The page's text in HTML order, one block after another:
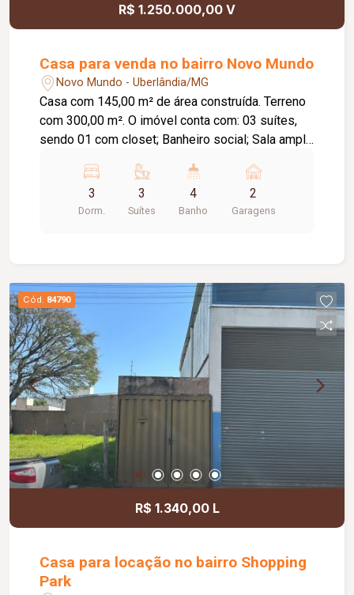
R$ 1.250.000,00 V
Casa para venda no bairro Novo Mundo
Novo Mundo - Uberlândia/MG
Casa com 145,00 m² de área construída. Terreno
com 300,00 m². O imóvel conta com: 03 suítes,
sendo 01 com closet; Banheiro social; Sala ampla
ampla; Área de serviço/lavanderia; Área gourmet
com churrasqueira; Piscina aquecida com
cascata; 02 vagas de garagem cobertas;
Ambientes modernos, amplos e bem
distribuídos; Excelente localização.
3
Dorm.
3
Suítes
4
Banho
2
Garagens
Cód. 84790
R$ 1.340,00 L
Casa para locação no bairro Shopping
Park